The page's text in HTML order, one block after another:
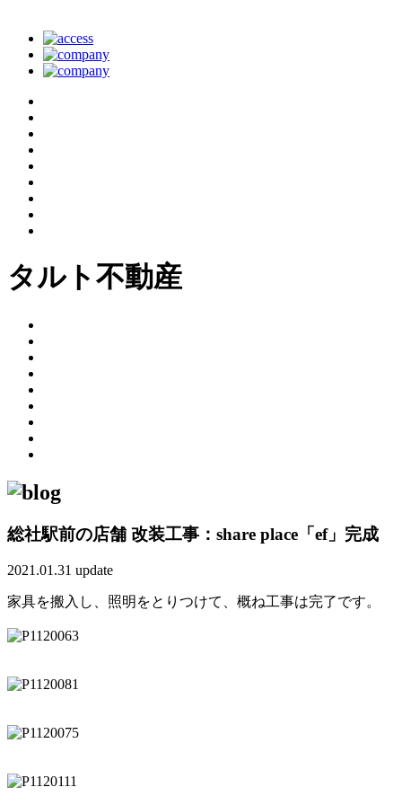
タルト不動産
総社駅前の店舗 改装工事：share place「ef」完成
2021.01.31 update
家具を搬入し、照明をとりつけて、概ね工事は完了です。